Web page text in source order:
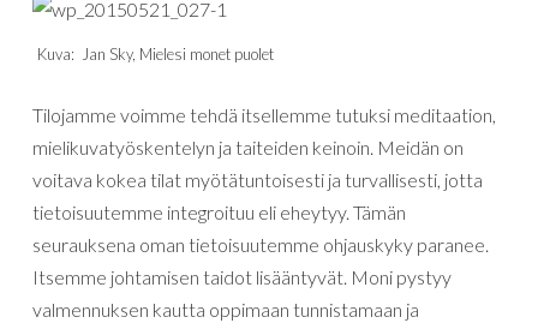
Kuva: Jan Sky, Mielesi monet puolet
Tilojamme voimme tehdä itsellemme tutuksi meditaation,
mielikuvatyöskentelyn ja taiteiden keinoin. Meidän on
voitava kokea tilat myötätuntoisesti ja turvallisesti, jotta
tietoisuutemme integroituu eli eheytyy. Tämän
seurauksena oman tietoisuutemme ohjauskyky paranee.
Itsemme johtamisen taidot lisääntyvät. Moni pystyy
valmennuksen kautta oppimaan tunnistamaan ja